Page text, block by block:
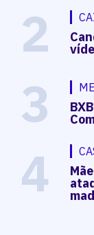
2
3
4